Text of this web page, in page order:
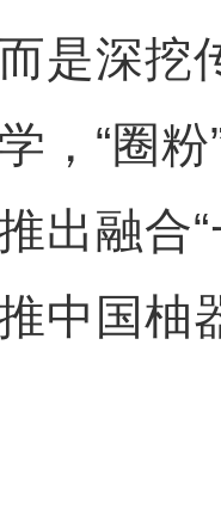
是深挖
，“圈
出融合
中国柚